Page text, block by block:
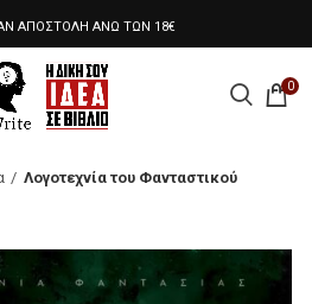
ΑΠΟΣΤΟΛΗ ΑΝΩ ΤΩΝ 18€
0
Λογοτεχνία του Φανταστικού